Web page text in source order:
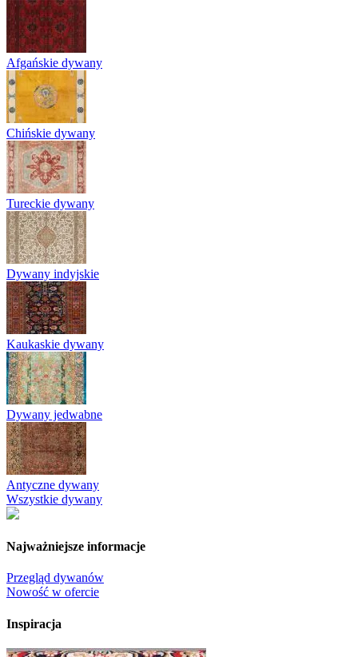
Afgańskie dywany
Chińskie dywany
Tureckie dywany
Dywany indyjskie
Kaukaskie dywany
Dywany jedwabne
Antyczne dywany
Wszystkie dywany
Najważniejsze informacje
Przegląd dywanów
Nowość w ofercie
Inspiracja